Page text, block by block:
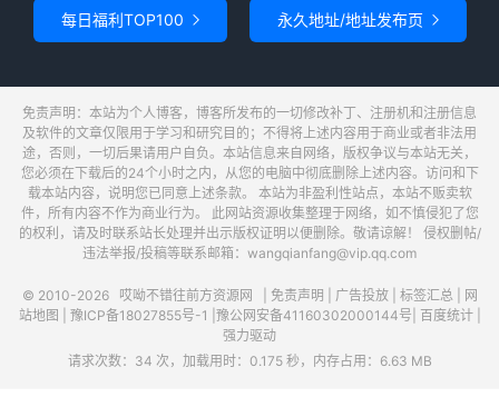
每日福利TOP100  永久地址/地址发布页 
免责声明：本站为个人博客，博客所发布的一切修改补丁、注册机和注册信息
及软件的文章仅限用于学习和研究目的；不得将上述内容用于商业或者非法用
途，否则，一切后果请用户自负。本站信息来自网络，版权争议与本站无关，
您必须在下载后的24个小时之内，从您的电脑中彻底删除上述内容。访问和下
载本站内容，说明您已同意上述条款。 本站为非盈利性站点，本站不贩卖软
件，所有内容不作为商业行为。 此网站资源收集整理于网络，如不慎侵犯了您
的权利，请及时联系站长处理并出示版权证明以便删除。敬请谅解！ 侵权删帖/
违法举报/投稿等联系邮箱：wangqianfang@vip.qq.com
© 2010-2026 哎呦不错往前方资源网 免责声明 广告投放| 标签汇总|
网
站地图
豫ICP备18027855号-1 豫公网安备41160302000144号 百度统计|
强力驱动
请求次数：34 次，加载用时：0.175 秒，内存占用：6.63 MB